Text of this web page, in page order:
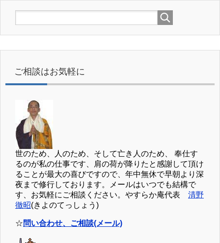
ご相談はお気軽に
世のため、人のため、そして亡き人のため、 奉仕す
るのが私の仕事です、肩の荷が降りたと感謝して頂け
ることが最大の喜びですので、年中無休で早朝より深
夜まで修行しております。メールはいつでも結構で
す、お気軽にご相談ください。やすらか庵代表 清野
徹昭(きよのてっしょう)
☆問い合わせ、ご相談(メール)